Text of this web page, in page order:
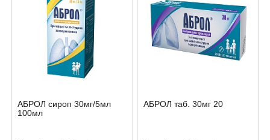
АБРОЛ сироп 30мг/5мл
100мл
АБРОЛ таб. 30мг 20